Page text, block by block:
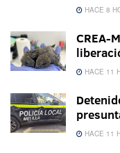
HACE 8
CREA-
HACE 11
HACE 11